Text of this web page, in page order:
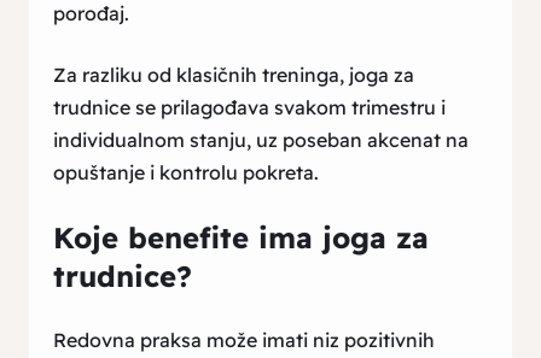
porođaj.
Za razliku od klasičnih treninga, joga za
trudnice se prilagođava svakom trimestru i
individualnom stanju, uz poseban akcenat na
opuštanje i kontrolu pokreta.
Koje benefite ima joga za
trudnice?
Redovna praksa može imati niz pozitivnih